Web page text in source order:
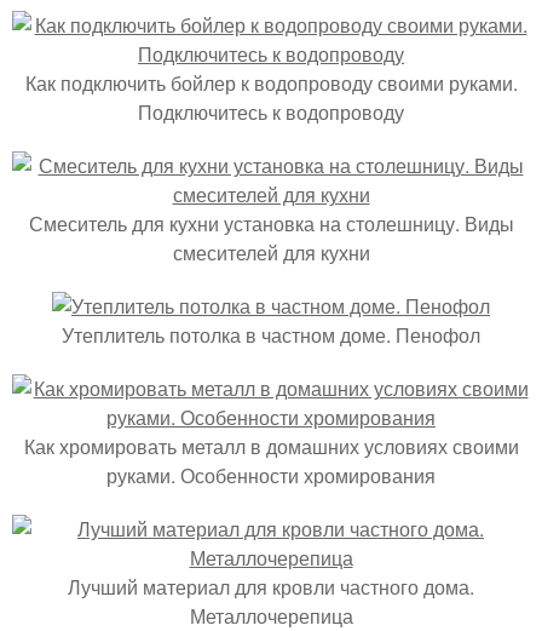
Как подключить бойлер к водопроводу своими руками.
Подключитесь к водопроводу
Смеситель для кухни установка на столешницу. Виды
смесителей для кухни
Утеплитель потолка в частном доме. Пенофол
Как хромировать металл в домашних условиях своими
руками. Особенности хромирования
Лучший материал для кровли частного дома.
Металлочерепица